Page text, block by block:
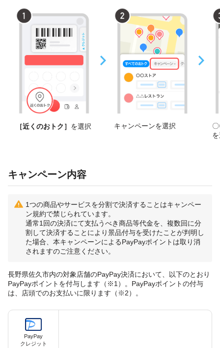
［近くのおトク］ を選択 キャンペーンを選択
キャンペーン内容
1つの商品やサービスを分割で決済することはキャンペー
ン規約で禁じられています。
通常1回の決済にて支払うべき商品等代金を、複数回に分
割して決済することにより景品付与を受けたことが判明し
た場合、本キャンペーンによるPayPayポイントは取り消
されますのご注意ください。
長野県佐久市内の対象店舗のPayPay決済において、以下のとおり
PayPayポイントを付与します（※1）。PayPayポイントの付与
は、店頭でのお支払いに限ります（※2）。
PayPay
クレジット